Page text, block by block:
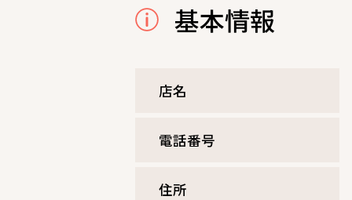
基本情報
店名
電話番号
住所